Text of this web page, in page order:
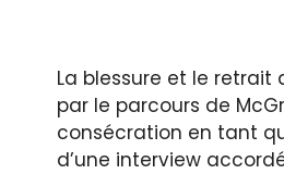
La blessure et le
par le parcours de
consécration en tant
d’une interview